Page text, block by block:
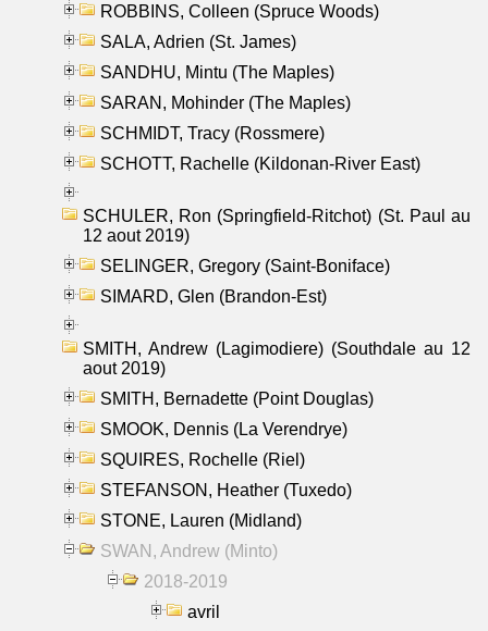
ROBBINS, Colleen (Spruce Woods)
SALA, Adrien (St. James)
SANDHU, Mintu (The Maples)
SARAN, Mohinder (The Maples)
SCHMIDT, Tracy (Rossmere)
SCHOTT, Rachelle (Kildonan-River East)
SCHULER, Ron (Springfield-Ritchot) (St. Paul au
12 aout 2019)
SELINGER, Gregory (Saint-Boniface)
SIMARD, Glen (Brandon-Est)
SMITH, Andrew (Lagimodiere) (Southdale au 12
aout 2019)
SMITH, Bernadette (Point Douglas)
SMOOK, Dennis (La Verendrye)
SQUIRES, Rochelle (Riel)
STEFANSON, Heather (Tuxedo)
STONE, Lauren (Midland)
SWAN, Andrew (Minto)
2018-2019
avril